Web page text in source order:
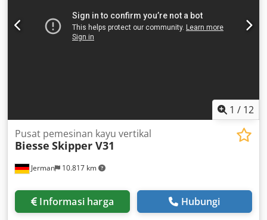
Delivery or collection in 48465 Schüttorf possible (by
appointment only) -- Financing and leasing available on
request We are happy to provide personal advice on the
1 / 12
Jerman 10.817 km
Pusat pemesinan kayu vertikal
Biesse Skipper V31
Informasi harga Hubungi